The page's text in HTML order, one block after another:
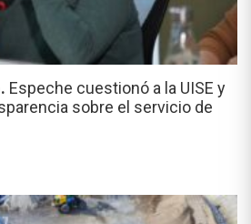
Espeche cuestionó a la UISE y
sobre el servicio de